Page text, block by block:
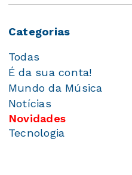
Categorias
Todas
É da sua conta!
Mundo da Música
Notícias
Novidades
Tecnologia